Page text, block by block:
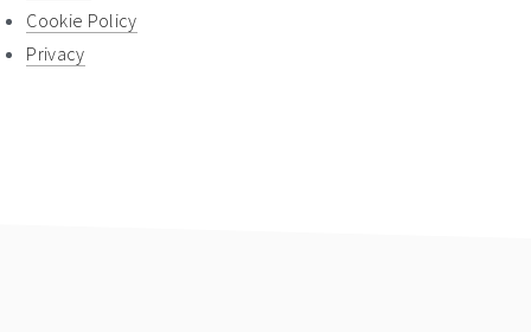
Cookie Policy
Privacy